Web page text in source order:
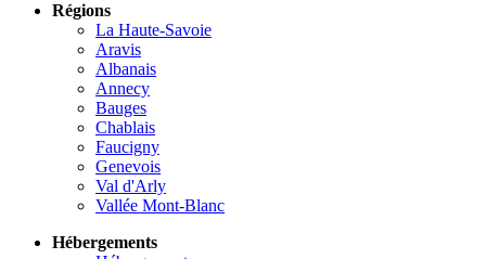
Régions
La Haute-Savoie
Aravis
Albanais
Annecy
Bauges
Chablais
Faucigny
Genevois
Val d'Arly
Vallée Mont-Blanc
Hébergements